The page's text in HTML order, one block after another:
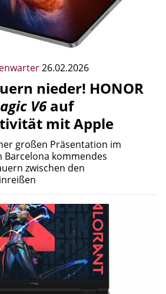
26.02.2026
nieder! HONOR
V6auf
mit Apple
großen Präsentation im
Barcelona kommendes
zwischen den